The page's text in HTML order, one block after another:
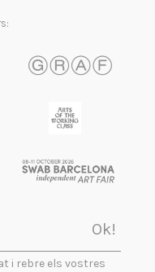
i rebre els vostres